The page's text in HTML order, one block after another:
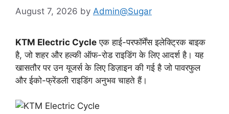
August 7, 2026 by Admin@Sugar
KTM Electric Cycle एक हाई-परफॉर्मेंस इलेक्ट्रिक बाइक
है, जो शहर और हल्की ऑफ-रोड राइडिंग के लिए आदर्श है। यह
खासतौर पर उन यूजर्स के लिए डिज़ाइन की गई है जो पावरफुल
और ईको-फ्रेंडली राइडिंग अनुभव चाहते हैं।